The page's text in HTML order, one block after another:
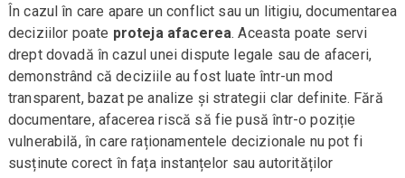
În cazul în care apare un conflict sau un litigiu, documentarea
deciziilor poate proteja afacerea. Aceasta poate servi
drept dovadă în cazul unei dispute legale sau de afaceri,
demonstrând că deciziile au fost luate într-un mod
transparent, bazat pe analize și strategii clar definite. Fără
documentare, afacerea riscă să fie pusă într-o poziție
vulnerabilă, în care raționamentele decizionale nu pot fi
susținute corect în fața instanțelor sau autorităților